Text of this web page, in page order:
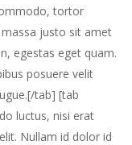
tortor
justo sit amet
egestas eget quam.
posuere velit
tab] [tab
luctus, nisi erat
Nullam id dolor id